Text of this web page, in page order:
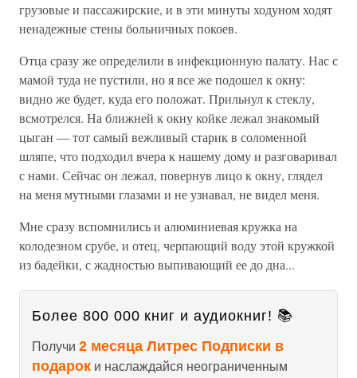
грузовые и пассажирские, и в эти минуты ходуном ходят
ненадежные стены больничных покоев.
Отца сразу же определили в инфекционную палату. Нас с
мамой туда не пустили, но я все же подошел к окну:
видно же будет, куда его положат. Прильнул к стеклу,
всмотрелся. На ближней к окну койке лежал знакомый
цыган — тот самый вежливый старик в соломенной
шляпе, что подходил вчера к нашему дому и разговаривал
с нами. Сейчас он лежал, повернув лицо к окну, глядел
на меня мутными глазами и не узнавал, не видел меня.
Мне сразу вспомнились и алюминиевая кружка на
колодезном срубе, и отец, черпающий воду этой кружкой
из бадейки, с жадностью выпивающий ее до дна...
Более 800 000 книг и аудиокниг! 📚
Получи 2 месяца Литрес Подписки в
подарок и наслаждайся неограниченным